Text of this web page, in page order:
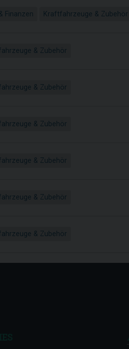
Finanzen Kraftfahrzeuge & Zubehör
& Zubehör
& Zubehör
& Zubehör
& Zubehör
& Zubehör
& Zubehör